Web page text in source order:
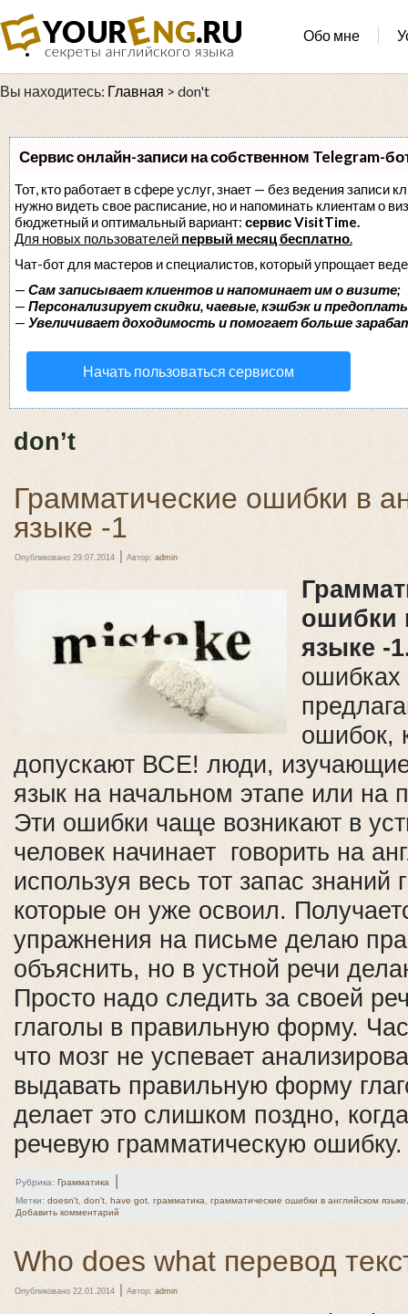
Обо мне
Вы находитесь: Главная > don't
Сервис онлайн-записи на собственном Telegram-
Тот, кто работает в сфере услуг, знает — без ведения записи
нужно видеть свое расписание, но и напоминать клиентам о
бюджетный и оптимальный вариант: сервис VisitTime.
Для новых пользователей первый месяц бесплатно.
Чат-бот для мастеров и специалистов, который упрощает
— Сам записывает клиентов и напоминает им о визите;
— Персонализирует скидки, чаевые, кэшбэк и
— Увеличивает доходимость и помогает больше
Начать пользоваться сервисом
don’t
Грамматические ошибки в
языке -1
Опубликовано 29.07.2014 | Автор: admin
ошибки
языке -
ошибках
ошибок,
допускают ВСЕ! люди, изучающие
язык на начальном этапе или
Эти ошибки чаще возникают в
человек начинает говорить на
используя весь тот запас знаний
которые он уже освоил.
упражнения на письме делаю
объяснить, но в устной речи
Просто надо следить за своей
глаголы в правильную форму.
что мозг не успевает
выдавать правильную форму
делает это слишком поздно,
речевую грамматическую
Рубрика: Грамматика |
Метки: doesn't don't have got грамматика грамматические ошибки в английском языке
Добавить комментарий
Who does what перевод
Опубликовано 22.01.2014 | Автор: admin